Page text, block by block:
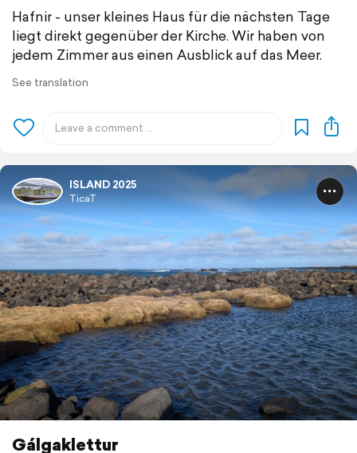
Hafnir - unser kleines Haus für die nächsten Tage
liegt direkt gegenüber der Kirche. Wir haben von
jedem Zimmer aus einen Ausblick auf das Meer.
See translation
ISLAND 2025
TicaT
Gálgaklettur